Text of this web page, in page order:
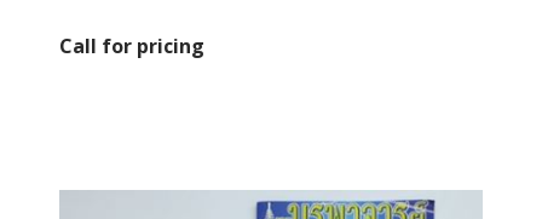
Call for pricing